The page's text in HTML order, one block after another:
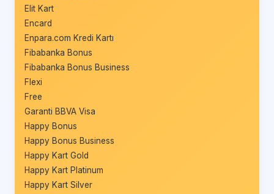
Elit Kart
Encard
Enpara.com Kredi Kartı
Fibabanka Bonus
Fibabanka Bonus Business
Flexi
Free
Garanti BBVA Visa
Happy Bonus
Happy Bonus Business
Happy Kart Gold
Happy Kart Platinum
Happy Kart Silver